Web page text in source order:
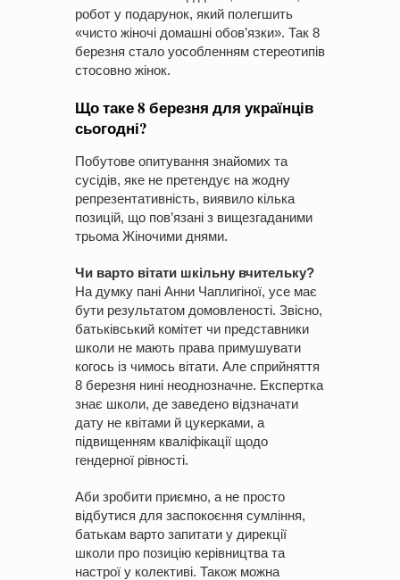
робот у подарунок, який полегшить
«чисто жіночі домашні обов’язки». Так 8
березня стало уособленням стереотипів
стосовно жінок.
Що таке 8 березня для українців
сьогодні?
Побутове опитування знайомих та
сусідів, яке не претендує на жодну
репрезентативність, виявило кілька
позицій, що пов’язані з вищезгаданими
трьома Жіночими днями.
Чи варто вітати шкільну вчительку?
На думку пані Анни Чаплигіної, усе має
бути результатом домовленості. Звісно,
батьківський комітет чи представники
школи не мають права примушувати
когось із чимось вітати. Але сприйняття
8 березня нині неоднозначне. Експертка
знає школи, де заведено відзначати
дату не квітами й цукерками, а
підвищенням кваліфікації щодо
гендерної рівності.
Аби зробити приємно, а не просто
відбутися для заспокоєння сумління,
батькам варто запитати у дирекції
школи про позицію керівництва та
настрої у колективі. Також можна